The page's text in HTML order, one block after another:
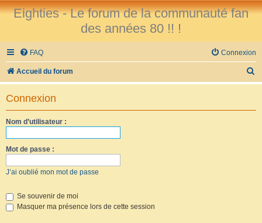
Eighties - Le forum de la communauté fan
des années 80 !! !
FAQ Connexion
Accueil du forum
e
Connexion
Nom d’utilisateur :
Mot de passe :
J’ai oublié mon mot de passe
Se souvenir de moi
Masquer ma présence lors de cette session